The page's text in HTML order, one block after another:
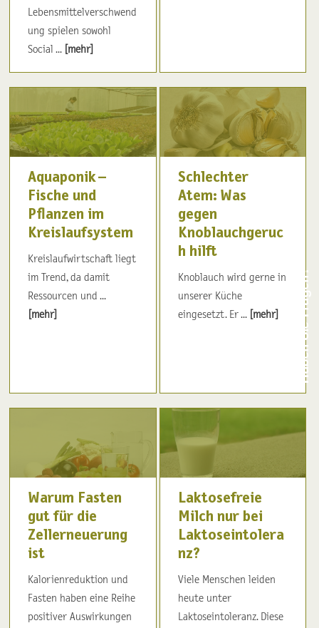
Lebensmittelverschwend
ung spielen sowohl
Social ... [mehr]
Aquaponik –
Fische und
Pflanzen im
Kreislaufsystem
Kreislaufwirtschaft liegt
im Trend, da damit
Ressourcen und ...
[mehr]
Schlechter
Atem: Was
gegen
Knoblauchgeruc
h hilft
Knoblauch wird gerne in
unserer Küche
eingesetzt. Er ... [mehr]
Warum Fasten
gut für die
Zellerneuerung
ist
Kalorienreduktion und
Fasten haben eine Reihe
positiver Auswirkungen
Laktosefreie
Milch nur bei
Laktoseintolera
nz?
Viele Menschen leiden
heute unter
Laktoseintoleranz. Diese